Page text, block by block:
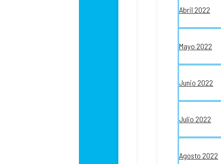
Abril 2022
Mayo 2022
Junio 2022
Julio 2022
Agosto 2022